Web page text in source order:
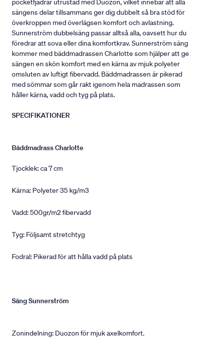
pocketfjädrar utrustad med Duozon, vilket innebär att alla
sängens delar tillsammans ger dig dubbelt så bra stöd för
överkroppen med överlägsen komfort och avlastning.
Sunnerström dubbelsäng passar alltså alla, oavsett hur du
föredrar att sova eller dina komfortkrav. Sunnerström säng
kommer med bäddmadrassen Charlotte som hjälper att ge
sängen en skön komfort med en kärna av mjuk polyeter
omsluten av luftigt fibervadd. Bäddmadrassen är pikerad
med sömmar som går rakt igenom hela madrassen som
håller kärna, vadd och tyg på plats.
SPECIFIKATIONER
Bäddmadrass Charlotte
Tjocklek: ca 7 cm
Kärna: Polyeter 35 kg/m3
Vadd: 500gr/m2 fibervadd
Tyg: Följsamt stretchtyg
Fodral: Pikerad för att hålla vadd på plats
Säng Sunnerström
Zonindelning: Duozon för mjuk axelkomfort.